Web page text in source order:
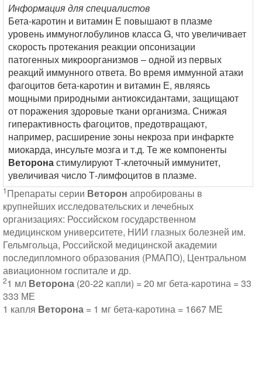
Информация для специалистов
Бета-каротин и витамин Е повышают в плазме
уровень иммуноглобулинов класса G, что увеличивает
скорость протекания реакции опсонизации
патогенных микроорганизмов – одной из первых
реакций иммунного ответа. Во время иммунной атаки
фагоцитов бета-каротин и витамин Е, являясь
мощными природными антиоксидантами, защищают
от поражения здоровые ткани организма. Снижая
гиперактивность фагоцитов, предотвращают,
например, расширение зоны некроза при инфаркте
миокарда, инсульте мозга и т.д. Те же компоненты
Веторонастимулируют Т-клеточный иммунитет,
увеличивая число Т-лимфоцитов в плазме.
1Препараты серии Веторон апробированы в
крупнейших исследовательских и лечебных
организациях: Российском государственном
медицинском университете, НИИ глазных болезней им.
Гельмгольца, Российской медицинской академии
последипломного образования (РМАПО), Центральном
авиационном госпитале и др.
21 мл Веторона (20-22 капли) = 20 мг бета-каротина = 33
333 МЕ
1 капля Веторона = 1 мг бета-каротина = 1667 МЕ